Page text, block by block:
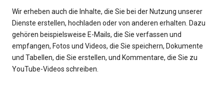
Wir erheben auch die Inhalte, die Sie bei der Nutzung unserer
Dienste erstellen, hochladen oder von anderen erhalten. Dazu
gehören beispielsweise E-Mails, die Sie verfassen und
empfangen, Fotos und Videos, die Sie speichern, Dokumente
und Tabellen, die Sie erstellen, und Kommentare, die Sie zu
YouTube-Videos schreiben.